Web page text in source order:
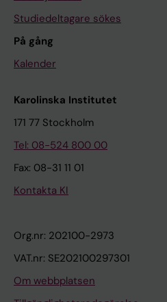
Studiedeltagare sökes
På gång
Kalender
Karolinska Institutet
171 77 Stockholm
Tel: 08-524 800 00
Fax: 08-31 11 01
Kontakta KI
Org.nr: 202100-2973
VAT.nr: SE202100297301
Om webbplatsen